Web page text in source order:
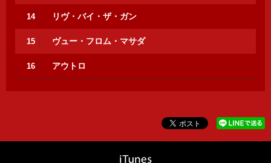
14 リヴ・バイ・ザ・ガン
15 ヴュー・フロム・マサダ
16 アウトロ